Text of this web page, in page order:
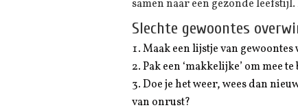
samen naar een gezonde
Slechte gewoontes
Maak een lijstje van
Pak een ‘makkelijke’ om mee
Doe je het weer, wees dan
van onrust?